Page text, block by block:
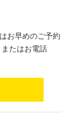
お早めのご予約
たはお電話